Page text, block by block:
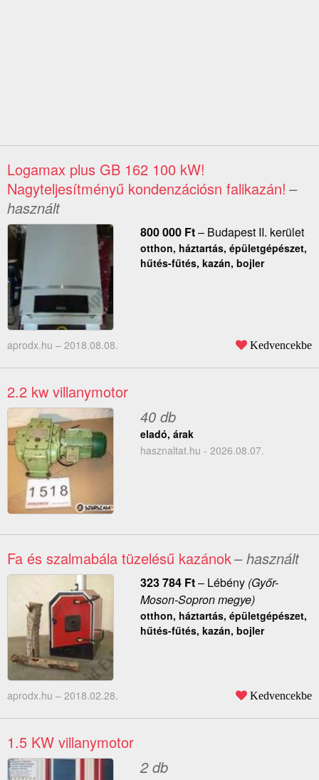
Logamax plus GB 162 100 kW!
Nagyteljesítményű kondenzációsn falikazán! –
használt
800 000 Ft– Budapest II. kerület
otthon, háztartás, épületgépészet,
hűtés-fűtés, kazán, bojler
aprodx.hu – 2018.08.08. Kedvencekbe
2.2 kw villanymotor
40 db
eladó, árak
hasznaltat.hu - 2026.08.07.
Fa és szalmabála tüzelésű kazánok– használt
323 784 Ft– Lébény(Győr-
Moson-Sopron megye)
otthon, háztartás, épületgépészet,
hűtés-fűtés, kazán, bojler
aprodx.hu – 2018.02.28. Kedvencekbe
1.5 KW villanymotor
2 db